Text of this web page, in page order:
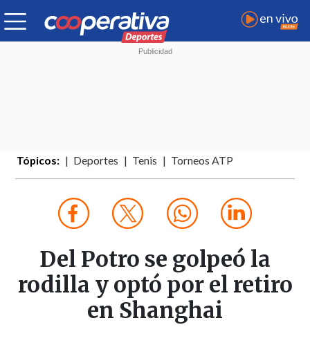
Tópicos: Deportes Tenis Torneos ATP
Del Potro se golpeó la
rodilla y optó por el retiro
en Shanghai